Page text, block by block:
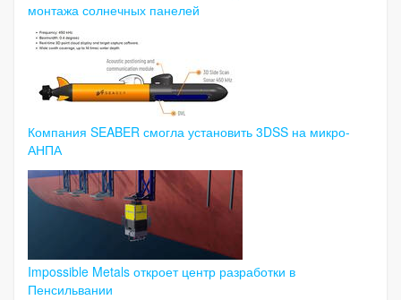
монтажа солнечных панелей
Компания SEABER смогла установить 3DSS на микро-
АНПА
Impossible Metals откроет центр разработки в
Пенсильвании